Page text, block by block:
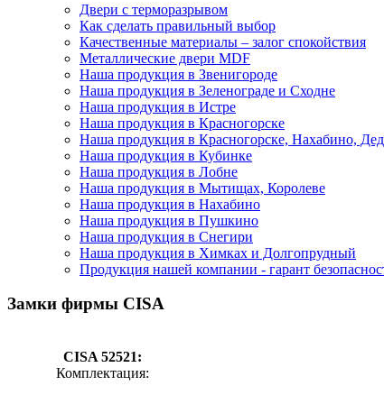
Двери с терморазрывом
Как сделать правильный выбор
Качественные материалы – залог спокойствия
Металлические двери MDF
Наша продукция в Звенигороде
Наша продукция в Зеленограде и Сходне
Наша продукция в Истре
Наша продукция в Красногорске
Наша продукция в Красногорске, Нахабино,
Наша продукция в Кубинке
Наша продукция в Лобне
Наша продукция в Мытищах, Королеве
Наша продукция в Нахабино
Наша продукция в Пушкино
Наша продукция в Снегири
Наша продукция в Химках и Долгопрудный
Продукция нашей компании - гарант
Замки фирмы CISA
CISA 52521:
Комплектация: